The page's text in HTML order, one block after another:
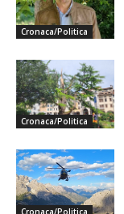
Cronaca/Politica
Cronaca/Politica
Cronaca/Politica